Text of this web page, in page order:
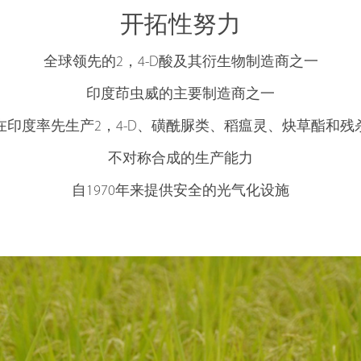
开拓性努力
全球领先的2，4-D酸及其衍生物制造商之一
印度茚虫威的主要制造商之一
印度率先生产2，4-D、磺酰脲类、稻瘟灵、炔草酯和残
不对称合成的生产能力
自1970年来提供安全的光气化设施